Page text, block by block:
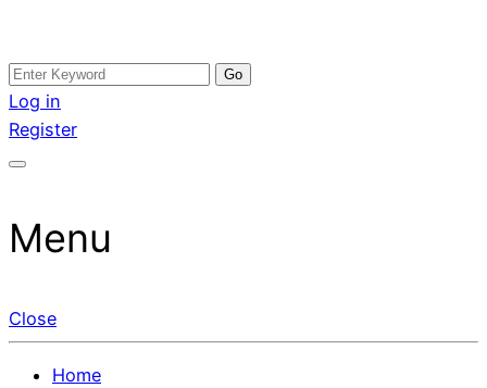
Skip
to
content
อสังหาโพสต์ รีวิวเยอะ รับจ้างโพสต์ขายบ้าน รับจ้างโพสต์อสัง
หา แตกต่างอย่างตั้งใจ รับรองผล อันดับ1 การโพสต์ขายอสังหา
กับทีมงานบริษัท บ้าน ที่ดิน คอนโด ติดGoogleหน้าแรกได้จริงๆ
รับจ้างโพสอสังหา ขายบ้าน อสังหาโพสต์ เชื่อถือได้จริง รับ
โพสต์ ที่ดิน กับทีมงานบริษัท ถูกและดีที่สุด ไม่มีค่านายหน้า
ขายได้จริงๆ ช่วยสร้างโอกาสในการขายได้มากกว่า ที่เดียว ที่
Search
for:
Log in
Register
Menu
Close
Home